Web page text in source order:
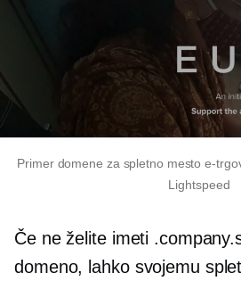
Primer domene za spletno mesto e-
Lightspeed
Če ne želite imeti
domeno, lahko svojemu